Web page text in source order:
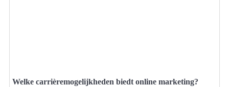
Welke carrièremogelijkheden biedt online marketing?